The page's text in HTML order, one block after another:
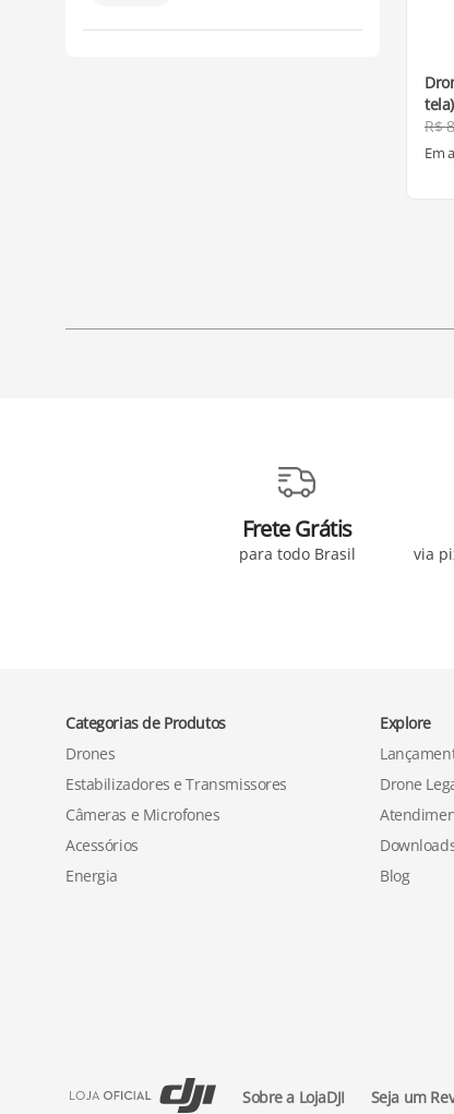
R$8
Em
Frete Grátis
para todo Brasil via
Categorias de Produtos
Drones
Estabilizadores e Transmissores
Câmeras e Microfones
Acessórios
Energia
Explore
Drone
Blog
Sobre a LojaDJI Seja um